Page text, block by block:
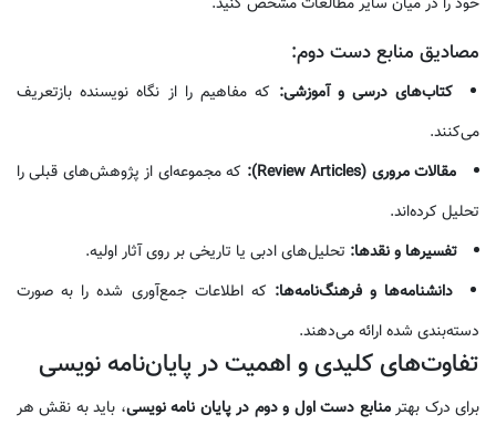
مصادیق منابع دست دوم:
کتاب‌های درسی و آموزشی: که مفاهیم را از نگاه نویسنده بازتعریف
می‌کنند.
مقالات مروری (Review Articles):
که مجموعه‌ای از پژوهش‌های قبلی را
تحلیل کرده‌اند.
تفسیرها و نقدها: تحلیل‌های ادبی یا تاریخی بر روی آثار اولیه.
دانشنامه‌ها و فرهنگ‌نامه‌ها: که اطلاعات جمع‌آوری شده را به صورت
دسته‌بندی شده ارائه می‌دهند.
تفاوت‌های کلیدی و اهمیت در پایان‌نامه نویسی
برای درک بهترمنابع دست اول و دوم در پایان نامه نویسی، باید به نقش هر